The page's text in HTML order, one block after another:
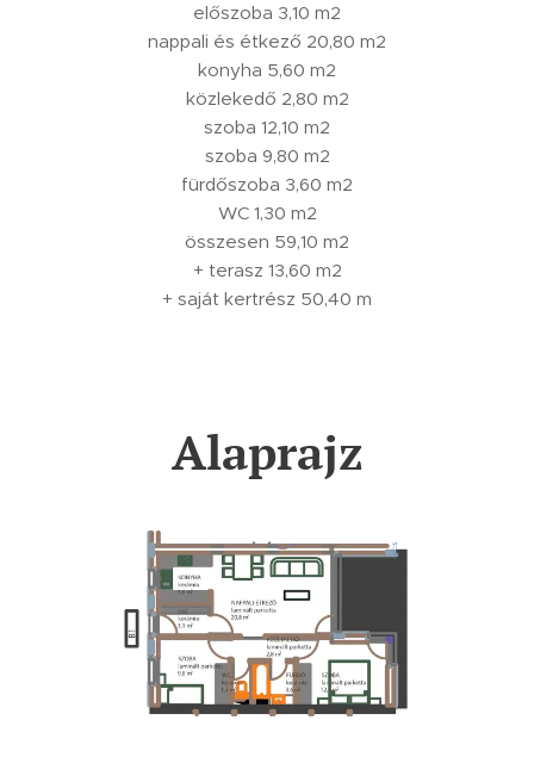
előszoba 3,10 m2
nappali és étkező 20,80 m2
konyha 5,60 m2
közlekedő 2,80 m2
szoba 12,10 m2
szoba 9,80 m2
fürdőszoba 3,60 m2
WC 1,30 m2
összesen 59,10 m2
+ terasz 13,60 m2
+ saját kertrész 50,40 m
Alaprajz